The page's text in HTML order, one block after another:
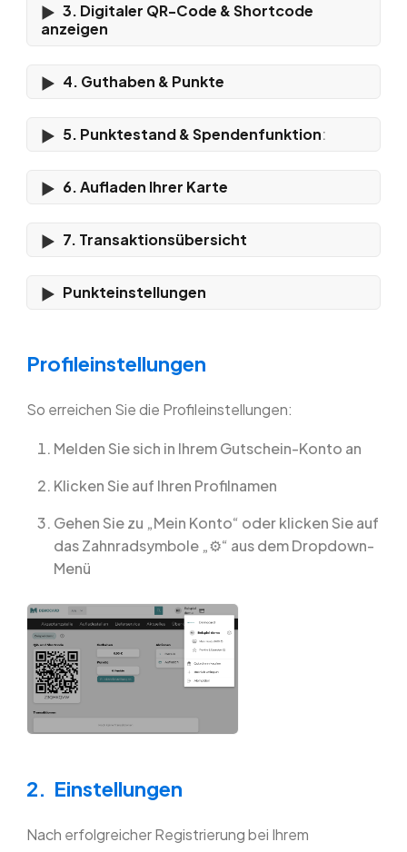
3. Digitaler QR-Code & Shortcode
anzeigen
4. Guthaben & Punkte
5. Punktestand & Spendenfunktion:
6. Aufladen Ihrer Karte
7. Transaktionsübersicht
Punkteinstellungen
Profileinstellungen
So erreichen Sie die Profileinstellungen:
Melden Sie sich in Ihrem Gutschein-Konto an
Klicken Sie auf Ihren Profilnamen
Gehen Sie zu „Mein Konto“ oder klicken Sie auf
das Zahnradsymbole „⚙️“ aus dem Dropdown-
Menü
2. Einstellungen
Nach erfolgreicher Registrierung bei Ihrem